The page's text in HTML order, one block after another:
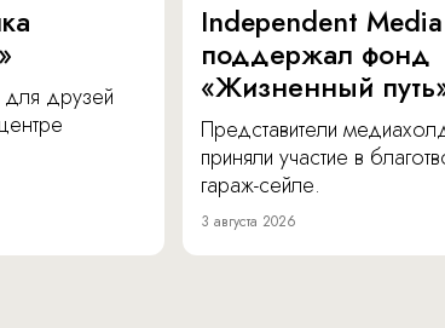
друзей
Independent Media
поддержал фонд
«Жизненный
Представители
приняли участие в
гараж-сейле.
3 августа 2026